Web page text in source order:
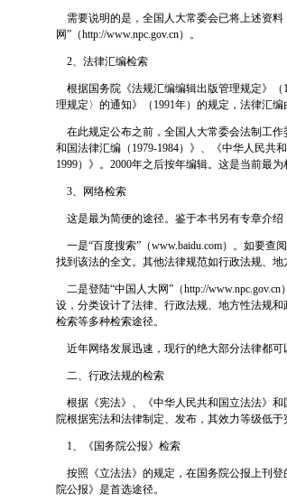
需要说明的是，全国人大常委会已将上述资料
网”（http://www.npc.gov.cn）。
2、法律汇编检索
根据国务院《法规汇编编辑出版管理规定》（
理规定〉的通知》（1991年）的规定，法律汇
在此规定公布之前，全国人大常委会法制工作
和国法律汇编（1979-1984）》、《中华人民共
1999）》。2000年之后按年编辑。这是当前最
3、网络检索
这是最为简便的途径。鉴于本书另有专章介
一是“百度搜索”（www.baidu.com）。如要查
找到该法的全文。其他法律规范如行政法规、地
二是登陆“中国人大网”（http://
设，分类设计了法律、行政法规、地方性法规
检索等多种检索途径。
近年网络发展迅速，现行的绝大部分法律都可
二、行政法规的检索
根据《宪法》、《中华人民共和国立法法》和
院根据宪法和法律制定、发布，其效力等级低
1、《国务院公报》检索
按照《立法法》的规定，在国务院公报上刊
院公报》是首选途径。